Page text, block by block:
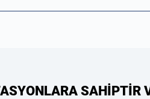
SAHİPTİR